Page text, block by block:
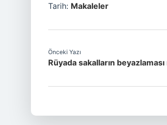
Tarih: Makaleler
Önceki Yazı
Rüyada sakalların